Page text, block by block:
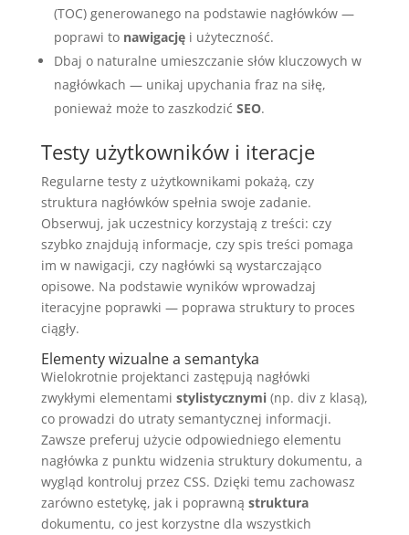
(TOC) generowanego na podstawie nagłówków —
poprawi to nawigacjęi użyteczność.
Dbaj o naturalne umieszczanie słów kluczowych w
nagłówkach — unikaj upychania fraz na siłę,
ponieważ może to zaszkodzić SEO.
Testy użytkowników i iteracje
Regularne testy z użytkownikami pokażą, czy
struktura nagłówków spełnia swoje zadanie.
Obserwuj, jak uczestnicy korzystają z treści: czy
szybko znajdują informacje, czy spis treści pomaga
im w nawigacji, czy nagłówki są wystarczająco
opisowe. Na podstawie wyników wprowadzaj
iteracyjne poprawki — poprawa struktury to proces
ciągły.
Elementy wizualne a semantyka
Wielokrotnie projektanci zastępują nagłówki
zwykłymi elementami stylistycznymi(np. div z klasą),
co prowadzi do utraty semantycznej informacji.
Zawsze preferuj użycie odpowiedniego elementu
nagłówka z punktu widzenia struktury dokumentu, a
wygląd kontroluj przez CSS. Dzięki temu zachowasz
zarówno estetykę, jak i poprawną struktura
dokumentu, co jest korzystne dla wszystkich